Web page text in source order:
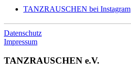
TANZRAUSCHEN bei Instagram
Datenschutz
Impressum
TANZRAUSCHEN e.V.